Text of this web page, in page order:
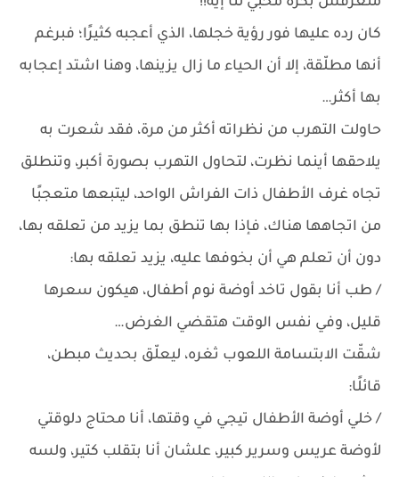
كان رده عليها فور رؤية خجلها، الذي أعجبه كثيرًا؛ فبرغم
أنها مطلّقة، إلا أن الحياء ما زال يزينها، وهنا اشتد إعجابه
بها أكثر…
حاولت التهرب من نظراته أكثر من مرة، فقد شعرت به
يلاحقها أينما نظرت، لتحاول التهرب بصورة أكبر، وتنطلق
تجاه غرف الأطفال ذات الفراش الواحد، ليتبعها متعجبًا
من اتجاهها هناك، فإذا بها تنطق بما يزيد من تعلقه بها،
دون أن تعلم هي أن بخوفها عليه، يزيد تعلقه بها:
/ طب أنا بقول تاخد أوضة نوم أطفال، هيكون سعرها
قليل، وفي نفس الوقت هتقضي الغرض…
شقّت الابتسامة اللعوب ثغره، ليعلّق بحديث مبطن،
قائلًا:
/ خلي أوضة الأطفال تيجي في وقتها، أنا محتاج دلوقتي
لأوضة عريس وسرير كبير، علشان أنا بتقلب كتير، ولسه